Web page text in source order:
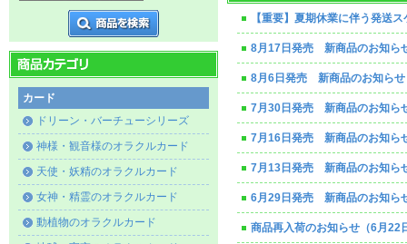
カード
ドリーン・バーチューシリーズ
神様・観音様のオラクルカード
天使・妖精のオラクルカード
女神・精霊のオラクルカード
動植物のオラクルカード
【重要】夏期休業に伴う発送
8月17日発売 新商品のお知ら
8月6日発売 新商品のお知らせ
7月30日発売 新商品のお知ら
7月16日発売 新商品のお知ら
7月13日発売 新商品のお知ら
6月29日発売 新商品のお知ら
商品再入荷のお知らせ（6月22